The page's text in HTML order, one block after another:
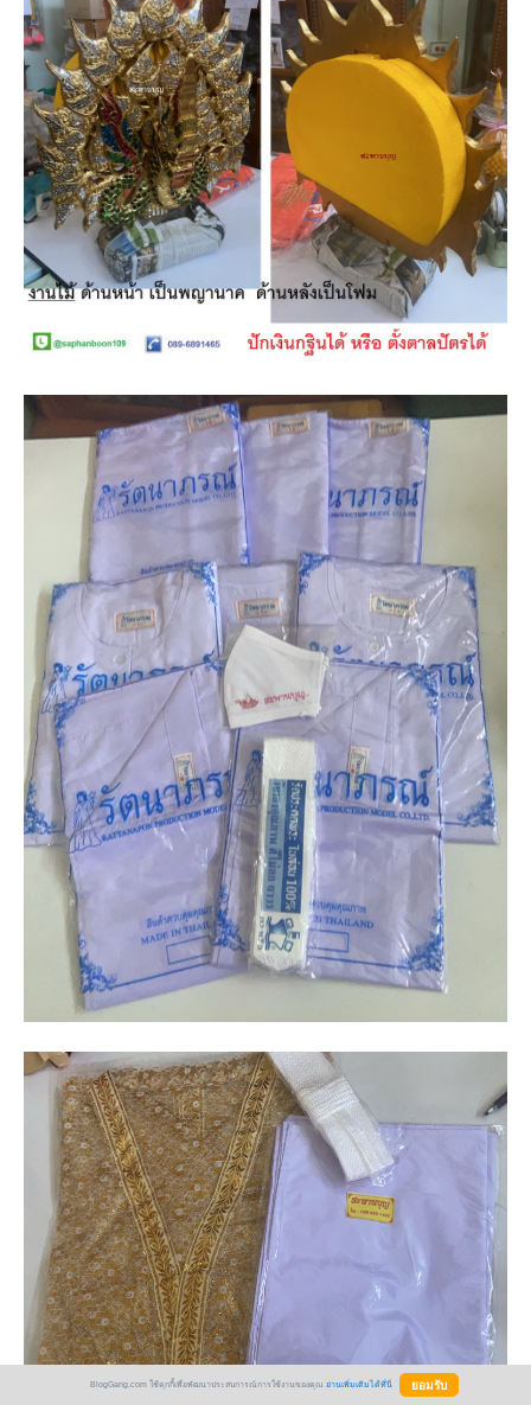
BlogGang.com ใช้คุกกี้เพื่อพัฒนาประสบการณ์การใช้งานของคุณ อ่านเพิ่มเติมได้ที่นี่